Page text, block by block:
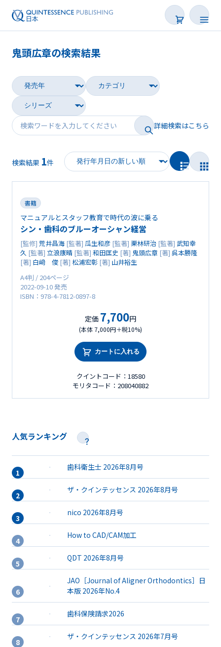
雑誌
映像
電子BOOK
著者一覧
鬼頭広章の検索結果
詳細検索はこちら
検索結果 1件
書籍
マニュアルとスタッフ教育で時代の波に乗る
シン・歯科のブルーオーシャン経営
[監修] 荒井昌海 [監著] 瓜生和彦 [監著] 栗林研治 [監著] 武知幸
久 [監著] 立浪康晴 [監著] 和田匡史 [著] 鬼頭広章 [著] 呉本勝隆
[著] 白﨑 俊 [著] 松浦宏彰 [著] 山井裕生
A4判 / 204ページ
2022-09-10 発売
ISBN：978-4-7812-0897-8
定価 7,700円
(本体 7,000円＋税10%)
カートに入れる
クイントコード：18580
モリタコード：208040882
人気ランキング
歯科衛生士 2026年8月号
ザ・クインテッセンス 2026年8月号
nico 2026年8月号
How to CAD/CAM加工
QDT 2026年8月号
JAO［Journal of Aligner Orthodontics］日
本版 2026年No.4
歯科保険請求2026
ザ・クインテッセンス 2026年7月号